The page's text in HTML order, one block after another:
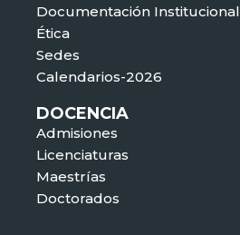
Documentación Institucional
Ética
Sedes
Calendarios-2026
DOCENCIA
Admisiones
Licenciaturas
Maestrías
Doctorados